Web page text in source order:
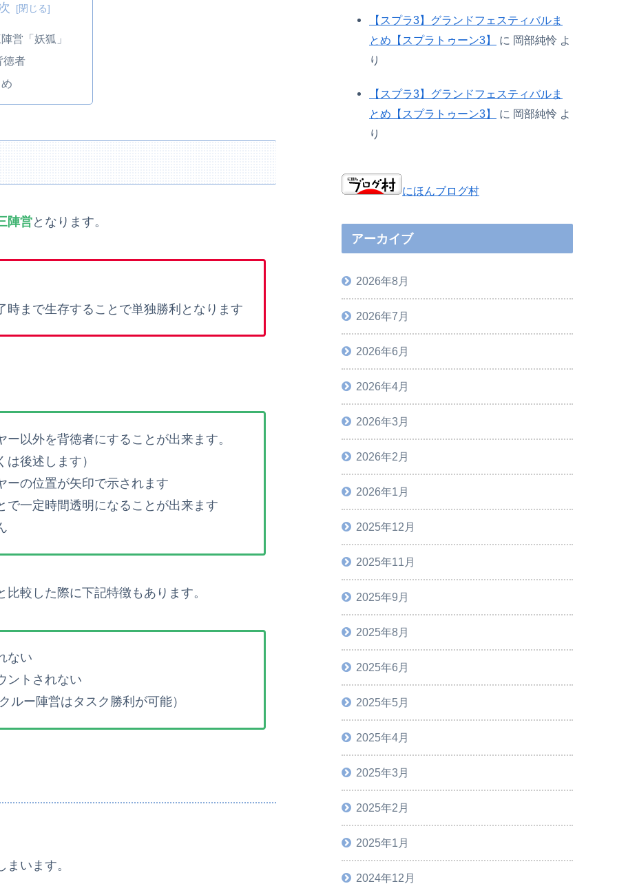
営「妖狐」
徳者
陣営となります。
まで生存することで単独勝利となります
以外を背徳者にすることが出来ます。
後述します）
ーの位置が矢印で示されます
一定時間透明になることが出来ます
較した際に下記特徴もあります。
ない
ントされない
ー陣営はタスク勝利が可能）
います。
【スプラ3】グランドフェスティバルま
とめ【スプラトゥーン3】
に 岡部純怜 よ
り
【スプラ3】グランドフェスティバルま
とめ【スプラトゥーン3】
に 岡部純怜 よ
り
にほんブログ村
アーカイブ
2026年8月
2026年7月
2026年6月
2026年4月
2026年3月
2026年2月
2026年1月
2025年12月
2025年11月
2025年9月
2025年8月
2025年6月
2025年5月
2025年4月
2025年3月
2025年2月
2025年1月
2024年12月